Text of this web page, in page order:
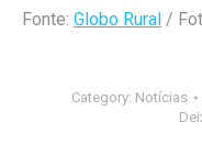
Fonte: Globo Rural /
Category: Notícias